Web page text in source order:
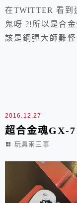
在TWITTER 看
鬼呀 ?!所以是合
該是鋼彈大師難
2016.12.27
超合金魂GX-
玩具兩三事